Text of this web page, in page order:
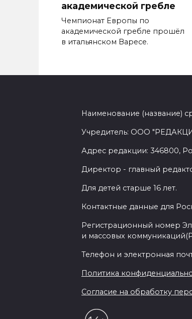
академической гребле
Чемпионат Европы по
академической гребле прошёл
в итальянском Варесе.
Наименование (название)
Учредитель: ООО
Адрес редакции: 346800,
Директор - главный
Для детей старше 16 лет.
Контактные данные для
Регистрационный номер
и массовых
Телефон и электронная
Политика
Согласие на обработку